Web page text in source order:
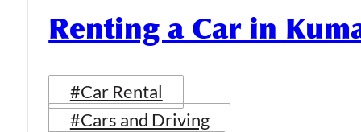
Renting a Car in
#Car Rental
#Cars and Driving